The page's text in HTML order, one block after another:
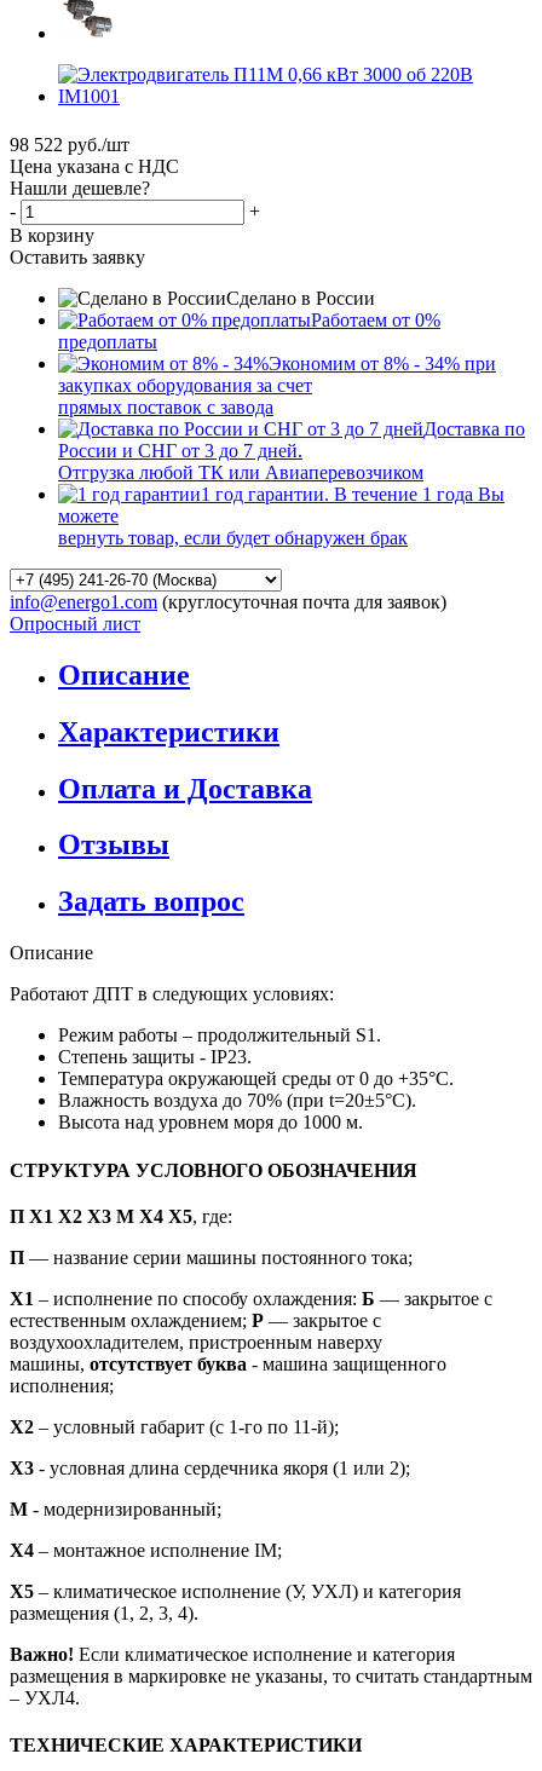
98 522 руб./шт
Цена указана с НДС
Нашли дешевле?
-
+
В корзину
Оставить заявку
Сделано в России
Работаем от 0%
предоплаты
Экономим от 8% - 34% при
закупках оборудования за счет
прямых поставок с завода
Доставка по
России и СНГ от 3 до 7 дней.
Отгрузка любой ТК или Авиаперевозчиком
1 год гарантии. В течение 1 года Вы
можете
вернуть товар, если будет обнаружен брак
info@energo1.com (круглосуточная почта для заявок)
Опросный лист
Описание
Характеристики
Оплата и Доставка
Отзывы
Задать вопрос
Описание
Работают ДПТ в следующих условиях:
Режим работы – продолжительный S1.
Степень защиты - IP23.
Температура окружающей среды от 0 до +35°С.
Влажность воздуха до 70% (при t=20±5°С).
Высота над уровнем моря до 1000 м.
СТРУКТУРА УСЛОВНОГО ОБОЗНАЧЕНИЯ
П Х1 Х2 Х3 М Х4 X5, где:
П — название серии машины постоянного тока;
X1 – исполнение по способу охлаждения: Б — закрытое с
естественным охлаждением; Р — закрытое с
воздухоохладителем, пристроенным наверху
машины, отсутствует буква - машина защищенного
исполнения;
X2 – условный габарит (с 1-го по 11-й);
X3 - условная длина сердечника якоря (1 или 2);
М - модернизированный;
Х4 – монтажное исполнение IM;
X5 – климатическое исполнение (У, УХЛ) и категория
размещения (1, 2, 3, 4).
Важно! Если климатическое исполнение и категория
размещения в маркировке не указаны, то считать стандартным
– УХЛ4.
ТЕХНИЧЕСКИЕ ХАРАКТЕРИСТИКИ